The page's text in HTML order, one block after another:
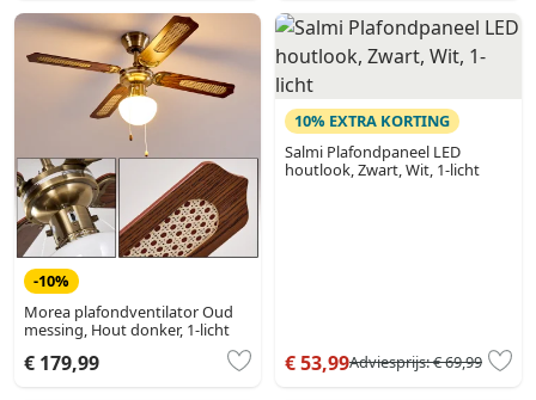
-10%
Morea plafondventilator Oud
messing, Hout donker, 1-licht
€ 179,99
10% EXTRA KORTING
Salmi Plafondpaneel LED
houtlook, Zwart, Wit, 1-licht
€ 53,99Adviesprijs:€ 69,99